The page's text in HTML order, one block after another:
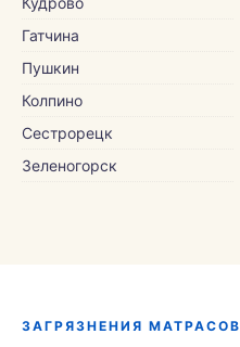
Гатчина
Пушкин
Колпино
Сестрорецк
Зеленогорск
ЗАГРЯЗНЕНИЯ МАТРАСОВ